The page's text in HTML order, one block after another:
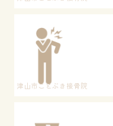
津山市ことぶき接骨院